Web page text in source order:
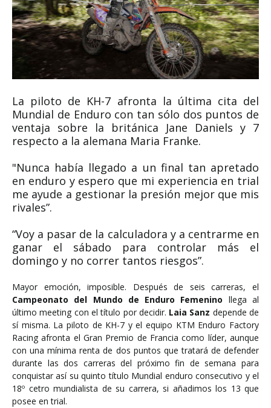
La piloto de KH-7 afronta la última cita del
Mundial de Enduro con tan sólo dos puntos de
ventaja sobre la británica Jane Daniels y 7
respecto a la alemana Maria Franke.
"Nunca había llegado a un final tan apretado
en enduro y espero que mi experiencia en trial
me ayude a gestionar la presión mejor que mis
rivales”.
“Voy a pasar de la calculadora y a centrarme en
ganar el sábado para controlar más el
domingo y no correr tantos riesgos”.
Mayor emoción, imposible. Después de seis carreras, el
Campeonato del Mundo de Enduro Femenino llega al
último meeting con el título por decidir. Laia Sanz depende de
sí misma. La piloto de KH-7 y el equipo KTM Enduro Factory
Racing afronta el Gran Premio de Francia como líder, aunque
con una mínima renta de dos puntos que tratará de defender
durante las dos carreras del próximo fin de semana para
conquistar así su quinto título Mundial enduro consecutivo y el
18º cetro mundialista de su carrera, si añadimos los 13 que
posee en trial.